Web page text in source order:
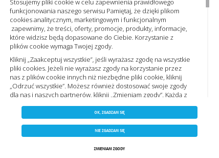
Stosujemy pliki cookie w celu zapewnienia prawidłowego
funkcjonowania naszego serwisu Pamiętaj, że dzięki plikom
cookies analitycznym, marketingowym i funkcjonalnym
zapewnimy, że treści, oferty, promocje, produkty, informacje,
które widzisz będą dopasowane do Ciebie. Korzystanie z
plików cookie wymaga Twojej zgody.
Kliknij „Zaakceptuj wszystkie”, jeśli wyrażasz zgodę na wszystkie
pliki cookies. Jeżeli nie wyrażasz zgody na korzystanie przez
nas z plików cookie innych niż niezbędne pliki cookie, kliknij
„Odrzuć wszystkie”. Możesz również dostosować swoje zgody
dla nas i naszych partnerów, kliknij „Zmieniam zgody”. Każdą z
zmieniając wybrane ustawienia. Więcej informacji znajdziesz
Polityce prywatności,. Korzystanie z plików cookie we
wskazanych powyżej celach związane jest z przetwarzaniem
Twoich danych osobowych. Administratorem Twoich danych
będzie Nowa Elektro sp. z o.o. Zapoznaj się z naszą
OK, ZGADZAM SIĘ
NIE ZGADZAM SIĘ
ZMIENIAM ZGODY
ZAPISZ WYBRANE
ZAAKCEPTUJ WSZYSTKIE
Anuluj
Schowek
Chcesz otrzymywać informacje o promocjach, nowościach wpisz adres e-mail:
Administratorem Państwa danych osobowych jest Nowa Elektro Sp. z o.o. Informacje dotyczące przetwarzania
Państwa danych osobowych oraz zasady, na jakich odbywa się ich przetwarzanie przez spółkę Nowa Elektro Sp.
z o.o. znajdą Państwo w naszejPolityce prywatności
Należymy do
Copyright 2023 by nowaelektro.pl. Wszelkie prawa zastrzeżone.